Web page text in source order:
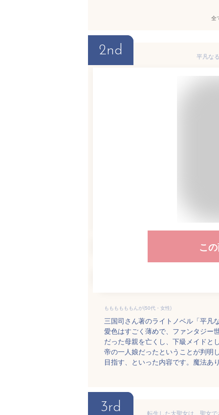
全
2nd 平凡な
こ
ももももももんが(50代・女性)
三国司さん著のライトノベル「平凡
愛色はすごく薄めで、ファンタジー
だった母親を亡くし、下級メイドと
帝の一人娘だったということが判明
目指す、といった内容です。魔法あ
3rd 転生した大聖女は、聖女